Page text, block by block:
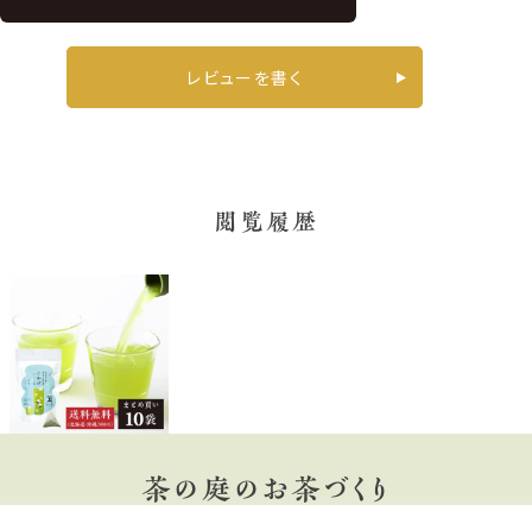
レビューを書く
閲覧履歴
茶の庭のお茶づくり